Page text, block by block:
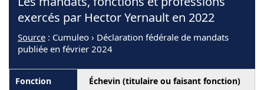
exercés par Hector Yernault en 2022
Source : Cumuleo › Déclaration fédérale de mandats
publiée en février 2024
Échevin (titulaire ou faisant fonction)